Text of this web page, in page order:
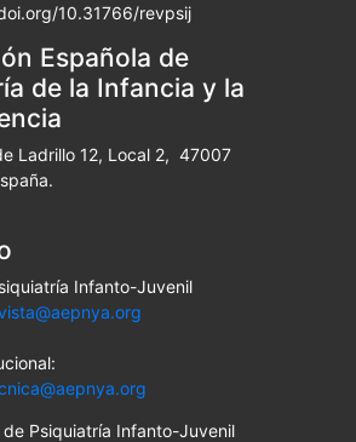
10.31766/revpsij
Española de
de la Infancia y la
Ladrillo 12, Local 2, 47007
Infanto-Juvenil
de Psiquiatría Infanto-Juvenil